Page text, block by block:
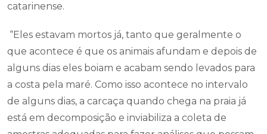
catarinense.
“Eles estavam mortos já, tanto que geralmente o
que acontece é que os animais afundam e depois de
alguns dias eles boiam e acabam sendo levados para
a costa pela maré. Como isso acontece no intervalo
de alguns dias, a carcaça quando chega na praia já
está em decomposição e inviabiliza a coleta de